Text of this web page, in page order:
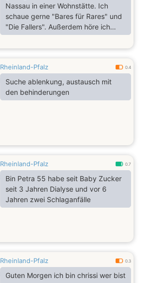
Nassau in einer Wohnstätte. Ich
schaue gerne "Bares für Rares" und
"Die Fallers". Außerdem höre ich
gerne Musik von Udo Lindenberg
und Schlager. Ich male und bastele
Rheinland-Pfalz 0.4
Suche ablenkung, austausch mit
den behinderungen
Rheinland-Pfalz 0.7
Bin Petra 55 habe seit Baby Zucker
seit 3 Jahren Dialyse und vor 6
Jahren zwei Schlaganfälle
Rheinland-Pfalz 0.3
Guten Morgen ich bin chrissi wer bist